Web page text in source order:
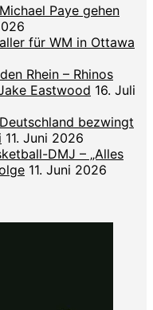
Paye gehen
für WM in Ottawa
Rhein – Rhinos
Eastwood 16. Juli
bezwingt
11. Juni 2026
DMJ – „Alles
11. Juni 2026